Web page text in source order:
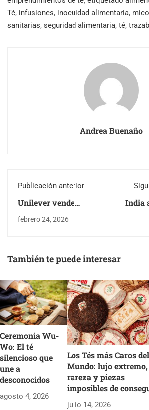
Té, infusiones, inocuidad alimentaria,
sanitarias, seguridad alimentaria, té,
Andrea Buenaño
Publicación anterior
Unilever vende
marca de té en
febrero 24, 2026
India
También te puede interesar
Ceremonia Wu-
Wo: El té
silencioso que
une a
desconocidos
agosto 4, 2026
Los Tés más Caros del
Mundo: lujo extremo,
rareza y piezas
imposibles de
julio 14, 2026